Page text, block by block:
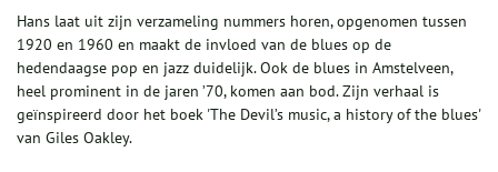
Hans laat uit zijn verzameling nummers horen, opgenomen tussen
1920 en 1960 en maakt de invloed van de blues op de
hedendaagse pop en jazz duidelijk. Ook de blues in Amstelveen,
heel prominent in de jaren ’70, komen aan bod. Zijn verhaal is
geïnspireerd door het boek 'The Devil’s music, a history of the blues'
van Giles Oakley.